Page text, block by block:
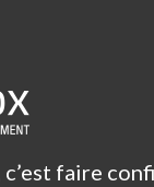
faire